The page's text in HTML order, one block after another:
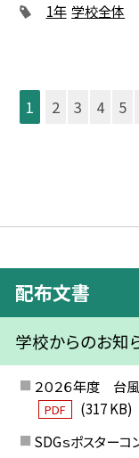
1年 学校全体
1 2 3 4 5
配布文書
学校からのお知
２０２６年度 台
PDF
(317 KB)
SDGｓポスターコ